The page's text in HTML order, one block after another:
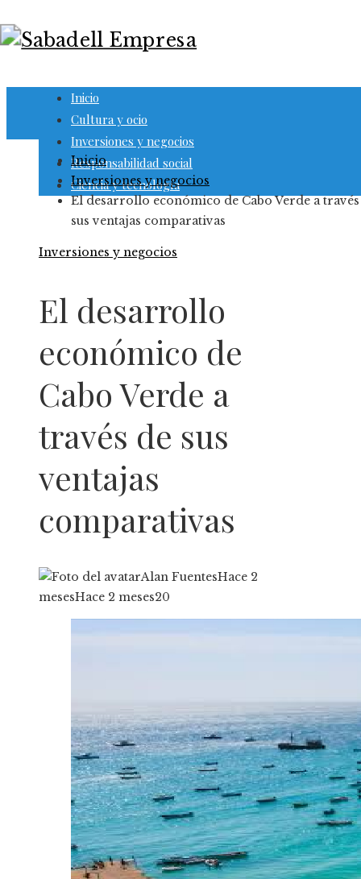
Inicio
Cultura y ocio
Inversiones y negocios
Responsabilidad social
Ciencia y tecnología
Inicio
Inversiones y negocios
El desarrollo económico de Cabo Verde a
sus ventajas comparativas
Inversiones y negocios
El desarrollo
económico de
Cabo Verde a
través de sus
ventajas
comparativas
Alan FuentesHace 2
mesesHace 2 meses20